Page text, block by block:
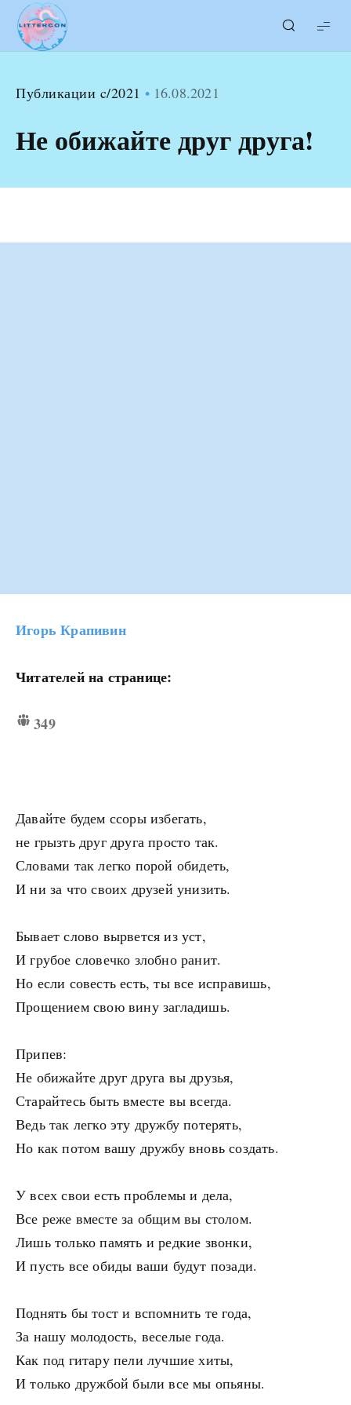
LITTERcon
Публикации c/2021 16.08.2021
Не обижайте друг друга!
Игорь Крапивин
Читателей на странице:
349
Давайте будем ссоры избегать,
не грызть друг друга просто так.
Словами так легко порой обидеть,
И ни за что своих друзей унизить.
Бывает слово вырвется из уст,
И грубое словечко злобно ранит.
Но если совесть есть, ты все исправишь,
Прощением свою вину загладишь.
Припев:
Не обижайте друг друга вы друзья,
Старайтесь быть вместе вы всегда.
Ведь так легко эту дружбу потерять,
Но как потом вашу дружбу вновь создать.
У всех свои есть проблемы и дела,
Все реже вместе за общим вы столом.
Лишь только память и редкие звонки,
И пусть все обиды ваши будут позади.
Поднять бы тост и вспомнить те года,
За нашу молодость, веселые года.
Как под гитару пели лучшие хиты,
И только дружбой были все мы опьяны.